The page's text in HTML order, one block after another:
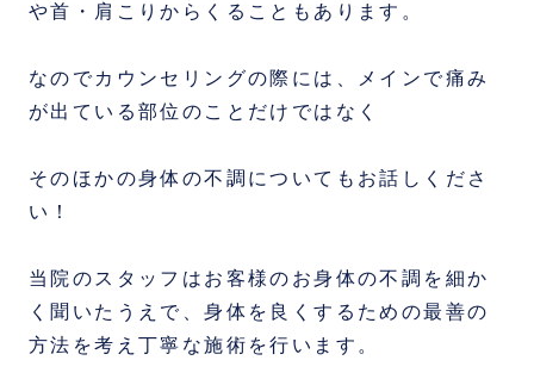
や首・肩こりからくることもあります。
なのでカウンセリングの際には、メインで痛み
が出ている部位のことだけではなく
そのほかの身体の不調についてもお話しくださ
い！
当院のスタッフはお客様のお身体の不調を細か
く聞いたうえで、身体を良くするための最善の
方法を考え丁寧な施術を行います。